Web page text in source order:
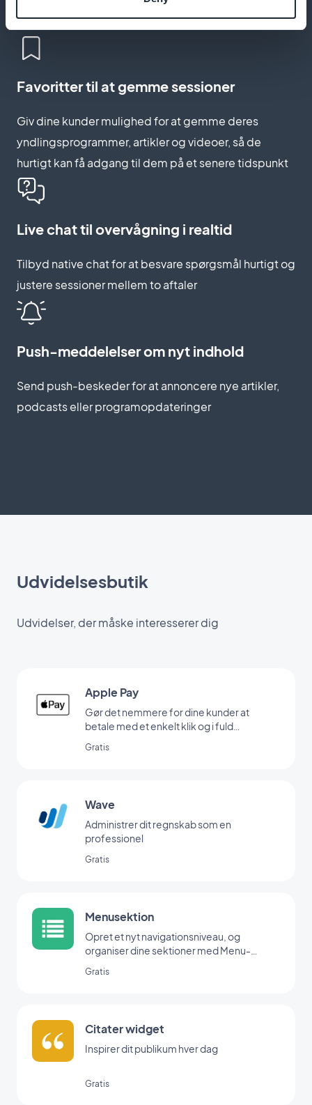
bevægelserne
Favoritter til at gemme sessioner
Giv dine kunder mulighed for at gemme deres
yndlingsprogrammer, artikler og videoer, så de
hurtigt kan få adgang til dem på et senere tidspunkt
Live chat til overvågning i realtid
Tilbyd native chat for at besvare spørgsmål hurtigt og
justere sessioner mellem to aftaler
Push-meddelelser om nyt indhold
Send push-beskeder for at annoncere nye artikler,
podcasts eller programopdateringer
Udvidelsesbutik
Udvidelser, der måske interesserer dig
Apple Pay
Gør det nemmere for dine kunder at
betale med et enkelt klik og i fuld
Gratis
Wave
Administrer dit regnskab som en
professionel
Gratis
Menusektion
Opret et nyt navigationsniveau, og
organiser dine sektioner med Menu-
Gratis
Citater widget
Inspirer dit publikum hver dag
Gratis